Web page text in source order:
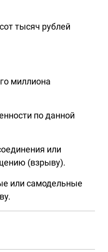
тысяч рублей
миллиона
по данной
или
(взрыву).
или самодельные